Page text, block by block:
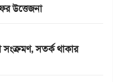
উত্তেজনা
সংক্রমণ, সতর্ক থাকার